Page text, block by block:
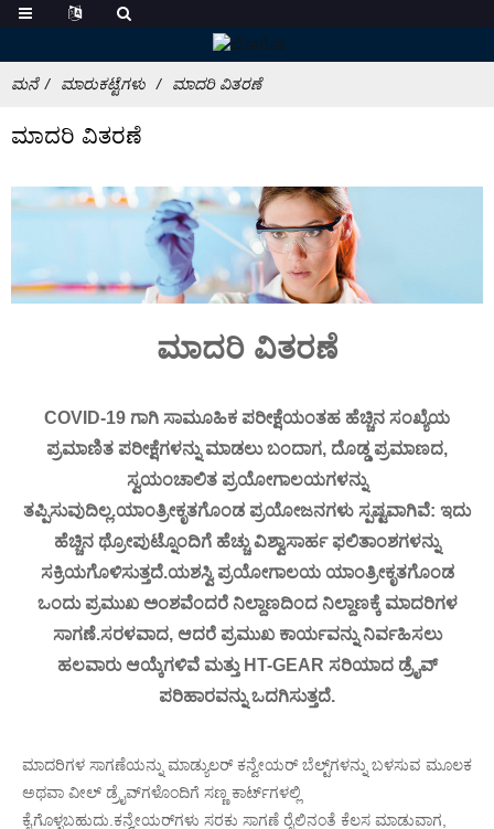
ಮನೆ ಮಾರುಕಟ್ಟೆಗಳು ಮಾದರಿ ವಿತರಣೆ
ಮಾದರಿ ವಿತರಣೆ
ಮಾದರಿ ವಿತರಣೆ
COVID-19 ಗಾಗಿ ಸಾಮೂಹಿಕ ಪರೀಕ್ಷೆಯಂತಹ ಹೆಚ್ಚಿನ ಸಂಖ್ಯೆಯ
ಪ್ರಮಾಣಿತ ಪರೀಕ್ಷೆಗಳನ್ನು ಮಾಡಲು ಬಂದಾಗ, ದೊಡ್ಡ ಪ್ರಮಾಣದ,
ಸ್ವಯಂಚಾಲಿತ ಪ್ರಯೋಗಾಲಯಗಳನ್ನು
ತಪ್ಪಿಸುವುದಿಲ್ಲ.ಯಾಂತ್ರೀಕೃತಗೊಂಡ ಪ್ರಯೋಜನಗಳು ಸ್ಪಷ್ಟವಾಗಿವೆ: ಇದು
ಹೆಚ್ಚಿನ ಥ್ರೋಪುಟ್ನೊಂದಿಗೆ ಹೆಚ್ಚು ವಿಶ್ವಾಸಾರ್ಹ ಫಲಿತಾಂಶಗಳನ್ನು
ಸಕ್ರಿಯಗೊಳಿಸುತ್ತದೆ.ಯಶಸ್ವಿ ಪ್ರಯೋಗಾಲಯ ಯಾಂತ್ರೀಕೃತಗೊಂಡ
ಒಂದು ಪ್ರಮುಖ ಅಂಶವೆಂದರೆ ನಿಲ್ದಾಣದಿಂದ ನಿಲ್ದಾಣಕ್ಕೆ ಮಾದರಿಗಳ
ಸಾಗಣೆ.ಸರಳವಾದ, ಆದರೆ ಪ್ರಮುಖ ಕಾರ್ಯವನ್ನು ನಿರ್ವಹಿಸಲು
ಹಲವಾರು ಆಯ್ಕೆಗಳಿವೆ ಮತ್ತು HT-GEAR ಸರಿಯಾದ ಡ್ರೈವ್
ಪರಿಹಾರವನ್ನು ಒದಗಿಸುತ್ತದೆ.
ಮಾದರಿಗಳ ಸಾಗಣೆಯನ್ನು ಮಾಡ್ಯುಲರ್ ಕನ್ವೇಯರ್ ಬೆಲ್ಟ್‌ಗಳನ್ನು ಬಳಸುವ ಮೂಲಕ
ಅಥವಾ ವೀಲ್ ಡ್ರೈವ್‌ಗಳೊಂದಿಗೆ ಸಣ್ಣ ಕಾರ್ಟ್‌ಗಳಲ್ಲಿ
ಕೈಗೊಳ್ಳಬಹುದು.ಕನ್ವೇಯರ್‌ಗಳು ಸರಕು ಸಾಗಣೆ ರೈಲಿನಂತೆ ಕೆಲಸ ಮಾಡುವಾಗ,